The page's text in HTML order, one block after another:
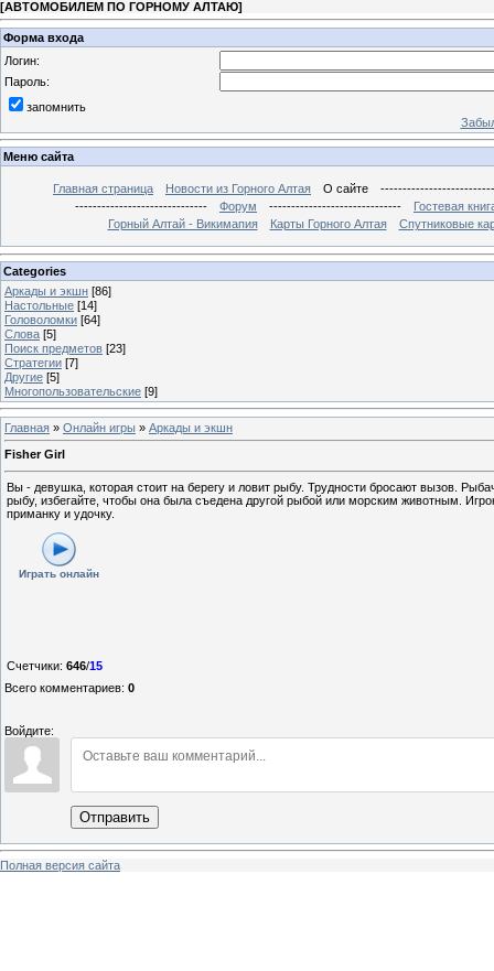
[АВТОМОБИЛЕМ ПО ГОРНОМУ АЛТАЮ]
Форма входа
Логин:
Пароль:
запомнить
Меню сайта
Главная страница Новости из Горного Алтая О сайте
------------------------------
Форум ------------------------------
Гостевая
Горный Алтай - Викимапия
Карты Горного Алтая Спутниковые
Categories
Аркады и экшн [86]
Настольные [14]
Головоломки [64]
Слова [5]
Поиск предметов [23]
Стратегии [7]
Другие [5]
Многопользовательские [9]
Главная » Онлайн игры » Аркады и экшн
Fisher Girl
Вы - девушка, которая стоит на берегу и ловит рыбу. Трудности бросают вызов.
рыбу, избегайте, чтобы она была съедена другой рыбой или морским животным.
приманку и удочку.
Играть онлайн
Счетчики: 646/15
Всего комментариев: 0
Войдите:
Отправить
Полная версия сайта